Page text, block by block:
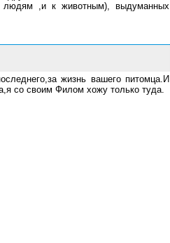
людям ,и к животным), выдуманных
жизнь вашего питомца.И
со своим Филом хожу только туда.